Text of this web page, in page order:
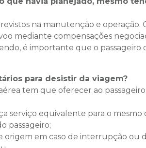
na manutenção e operação.
mediante compensações
é importante que o
para desistir da viagem?
tem que oferecer ao
serviço equivalente para o
passageiro;
em caso de interrupção ou